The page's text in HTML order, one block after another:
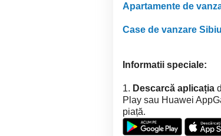
Apartamente de
Case de vanzare Sibiu
Informatii speciale:
1. Descarcă aplicația
Play sau Huawei
piață.